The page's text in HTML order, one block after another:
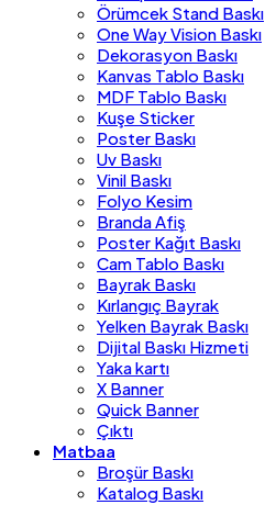
Örümcek Stand Baskı
One Way Vision Baskı
Dekorasyon Baskı
Kanvas Tablo Baskı
MDF Tablo Baskı
Kuşe Sticker
Poster Baskı
Uv Baskı
Vinil Baskı
Folyo Kesim
Branda Afiş
Poster Kağıt Baskı
Cam Tablo Baskı
Bayrak Baskı
Kırlangıç Bayrak
Yelken Bayrak Baskı
Dijital Baskı Hizmeti
Yaka kartı
X Banner
Quick Banner
Çıktı
Matbaa
Broşür Baskı
Katalog Baskı